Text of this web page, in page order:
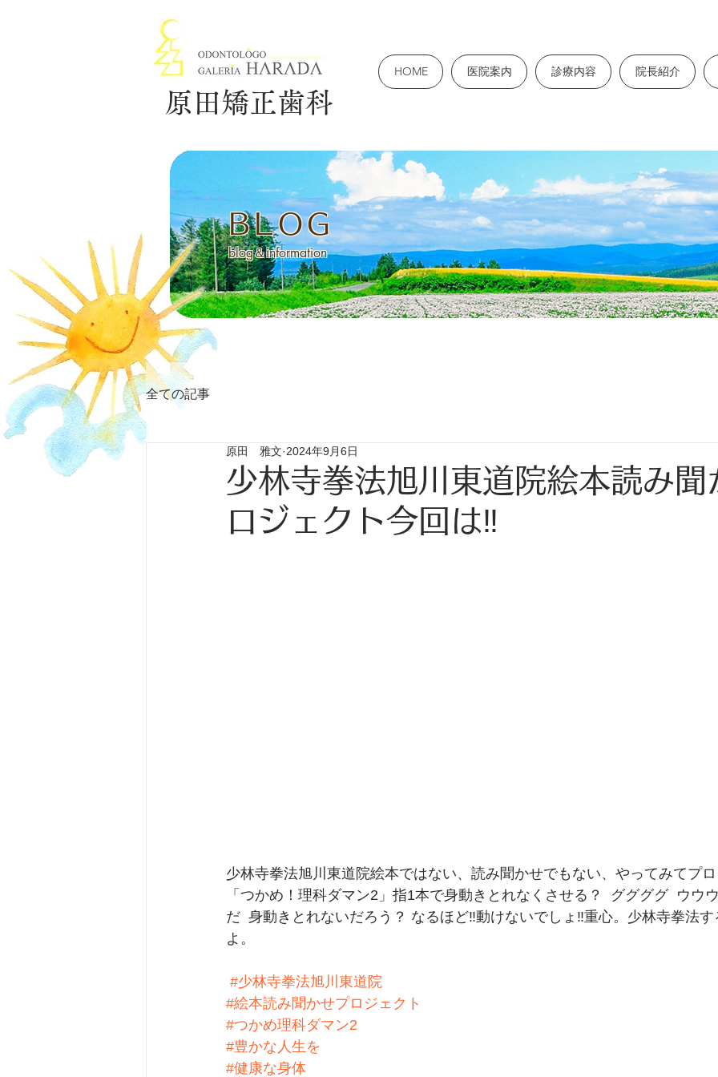
原田矯正歯科
HOME 医院案内 診療内容 院長紹介
BLOG
blog＆information
全ての記事
少林寺拳法旭川東道院絵本読み聞
ロジェクト今回は‼️
原田 雅文 2024年9月6日
少林寺拳法旭川東道院絵本ではない、読み聞かせでもない、やってみてプ
「つかめ！理科ダマン2」指1本で身動きとれなくさせる？  ググググ  ウウ
だ  身動きとれないだろう？ なるほど‼️動けないでしょ‼️重心。少林寺拳法
よ。
#少林寺拳法旭川東道院
#絵本読み聞かせプロジェクト
#つかめ理科ダマン2
#豊かな人生を
#健康な身体